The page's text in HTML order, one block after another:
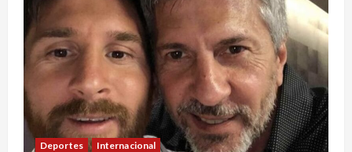
Deportes Internacional